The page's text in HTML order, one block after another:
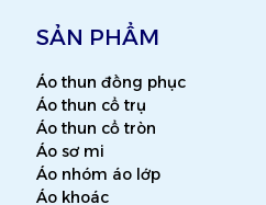
SẢN PHẨM
Áo thun đồng phục
Áo thun cổ trụ
Áo thun cổ tròn
Áo sơ mi
Áo nhóm áo lớp
Áo khoác